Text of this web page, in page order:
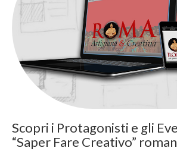
Scopri i Protagonisti e gli
“Saper Fare Creativo”